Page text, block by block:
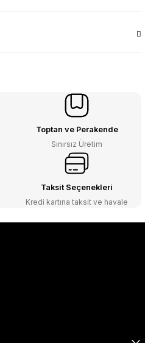
Toptan ve Perakende
Sınırsız Üretim
Taksit Seçenekleri
Kredi kartına taksit ve havale